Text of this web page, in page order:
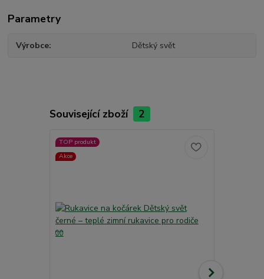
Parametry
Výrobce Dětský svět
Související zboží 2
TOP produkt
Akce